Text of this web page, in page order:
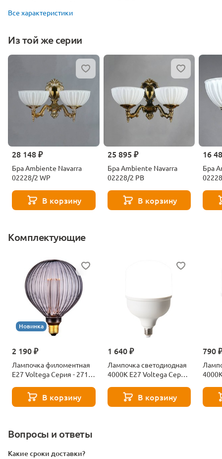
Все характеристики
Из той же серии
28 148 ₽
Бра Ambiente Navarra
02228/2 WP
В корзину
25 895 ₽
Бра Ambiente Navarra
02228/2 PB
В корзину
16
Бра
Комплектующие
Новинка
2 190 ₽
Лампочка филоментная
Е27 Voltega Серия - 271
В корзину
1 640 ₽
Лампочка светодиодная
4000К Е27 Voltega Серия
В корзину
790
Вопросы и ответы
Какие сроки доставки?